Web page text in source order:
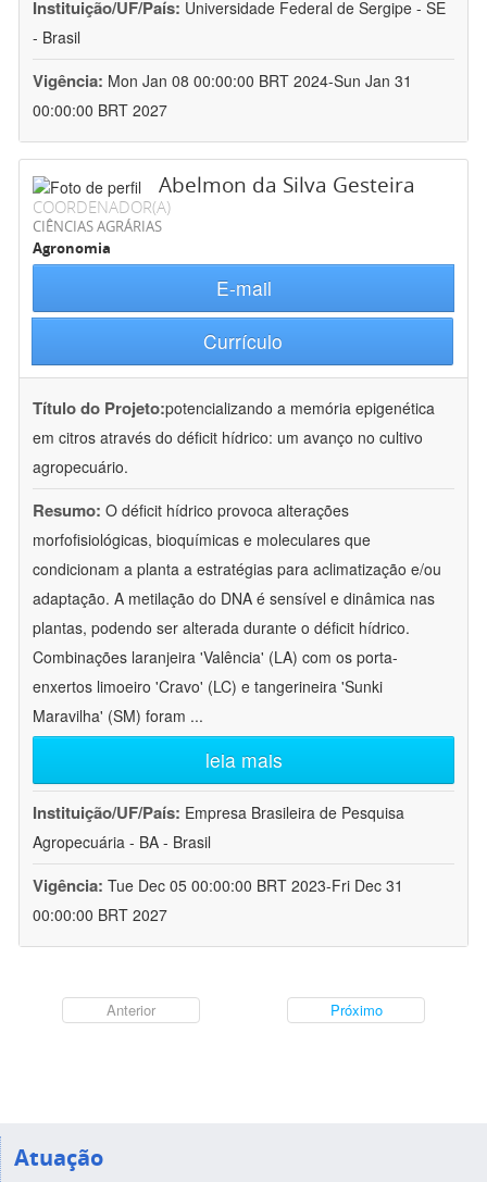
Instituição/UF/País: Universidade Federal de Sergipe - SE
- Brasil
Vigência: Mon Jan 08 00:00:00 BRT 2024-Sun Jan 31
00:00:00 BRT 2027
Abelmon da Silva Gesteira
COORDENADOR(A)
CIÊNCIAS AGRÁRIAS
Agronomia
E-mail
Currículo
Título do Projeto:potencializando a memória epigenética
em citros através do déficit hídrico: um avanço no cultivo
agropecuário.
Resumo: O déficit hídrico provoca alterações
morfofisiológicas, bioquímicas e moleculares que
condicionam a planta a estratégias para aclimatização e/ou
adaptação. A metilação do DNA é sensível e dinâmica nas
plantas, podendo ser alterada durante o déficit hídrico.
Combinações laranjeira 'Valência' (LA) com os porta-
enxertos limoeiro 'Cravo' (LC) e tangerineira 'Sunki
Maravilha' (SM) foram ...
leia mais
Instituição/UF/País: Empresa Brasileira de Pesquisa
Agropecuária - BA - Brasil
Vigência: Tue Dec 05 00:00:00 BRT 2023-Fri Dec 31
00:00:00 BRT 2027
Anterior Próximo
Atuação